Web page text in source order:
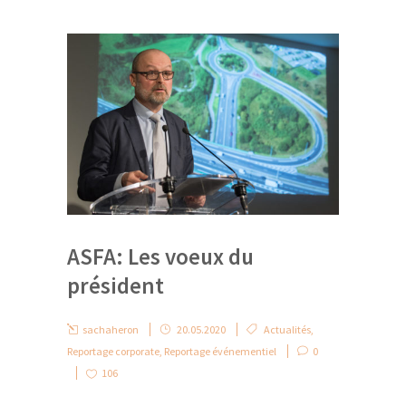
ASFA: Les voeux du
président
sachaheron 20.05.2020 Actualités
Reportage corporate Reportage événementiel
0
106